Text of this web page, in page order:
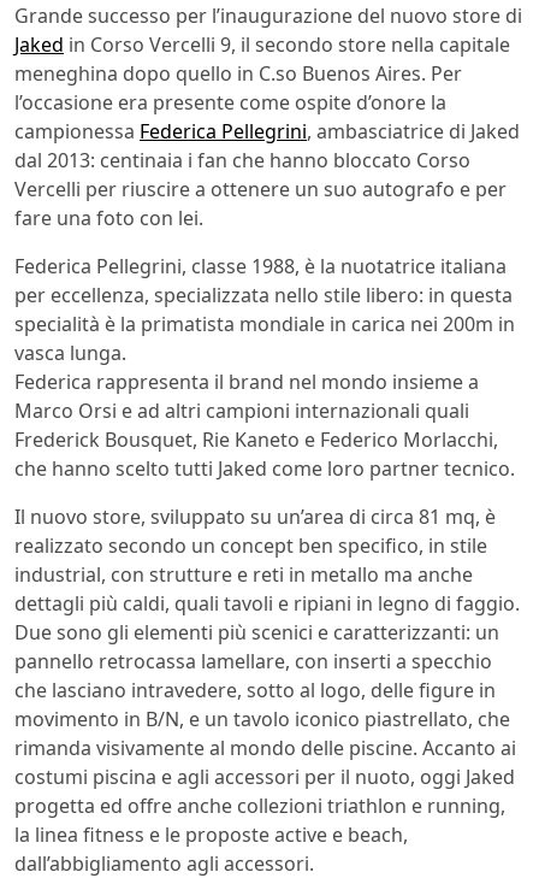
Grande successo per l’inaugurazione del nuovo store di
Jaked in Corso Vercelli 9, il secondo store nella capitale
meneghina dopo quello in C.so Buenos Aires. Per
l’occasione era presente come ospite d’onore la
campionessa Federica Pellegrini, ambasciatrice di Jaked
dal 2013: centinaia i fan che hanno bloccato Corso
Vercelli per riuscire a ottenere un suo autografo e per
fare una foto con lei.
Federica Pellegrini, classe 1988, è la nuotatrice italiana
per eccellenza, specializzata nello stile libero: in questa
specialità è la primatista mondiale in carica nei 200m in
vasca lunga.
Federica rappresenta il brand nel mondo insieme a
Marco Orsi e ad altri campioni internazionali quali
Frederick Bousquet, Rie Kaneto e Federico Morlacchi,
che hanno scelto tutti Jaked come loro partner tecnico.
Il nuovo store, sviluppato su un’area di circa 81 mq, è
realizzato secondo un concept ben specifico, in stile
industrial, con strutture e reti in metallo ma anche
dettagli più caldi, quali tavoli e ripiani in legno di faggio.
Due sono gli elementi più scenici e caratterizzanti: un
pannello retrocassa lamellare, con inserti a specchio
che lasciano intravedere, sotto al logo, delle figure in
movimento in B/N, e un tavolo iconico piastrellato, che
rimanda visivamente al mondo delle piscine. Accanto ai
costumi piscina e agli accessori per il nuoto, oggi Jaked
progetta ed offre anche collezioni triathlon e running,
la linea fitness e le proposte active e beach,
dall’abbigliamento agli accessori.